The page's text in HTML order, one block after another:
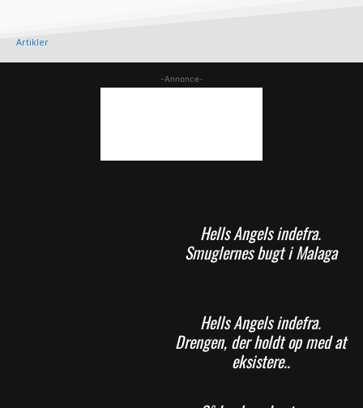
Artikler
-Annonce-
Hells Angels indefra.
Smuglernes bugt i Malaga
Hells Angels indefra.
Drengen, der holdt op med at
eksistere..